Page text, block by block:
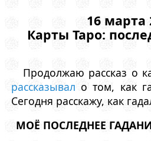
16 марта
Карты Таро:
Продолжаю рассказ о
рассказывал о том, как
Сегодня расскажу, как
МОЁ ПОСЛЕДНЕЕ